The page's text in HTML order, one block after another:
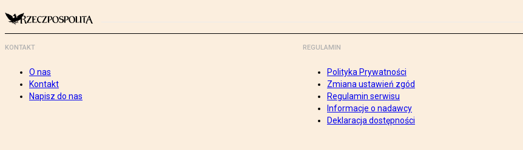
KONTAKT
O nas
Kontakt
Napisz do nas
REGULAMIN
Polityka Prywatności
Zmiana ustawień zgód
Regulamin serwisu
Informacje o nadawcy
Deklaracja dostępności